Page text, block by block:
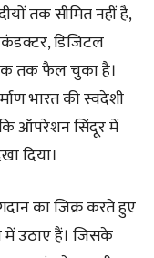
तक सीमित नहीं है,
डिजिटल
तक फैल चुका है।
भारत की स्वदेशी
ऑपरेशन सिंदूर में
दिया।
का जिक्र करते हुए
में उठाए हैं। जिसके